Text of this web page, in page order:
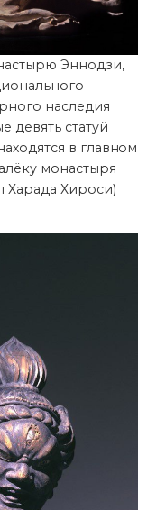
Эннодзи,
наследия
девять статуй
в главном
монастыря
Харада Хироси)